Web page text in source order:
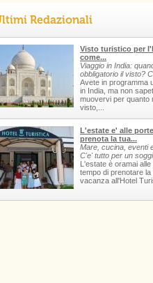
Redazionali
Visto turistico per
come...
Viaggio in India:
obbligatorio il visto?
Avete in programma
in India, ma non
muovervi per quanto
visto,...
L'estate e' alle
prenota la tua...
Mare, cucina, eventi
C'e' tutto per un
L'estate è oramai
tempo di prenotare la
vacanza all'Hotel